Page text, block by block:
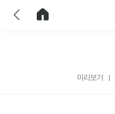
미리보기